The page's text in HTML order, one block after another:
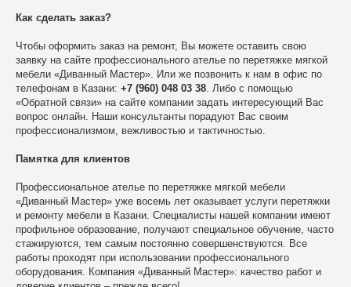
Как сделать заказ?
Чтобы оформить заказ на ремонт, Вы можете оставить свою
заявку на сайте профессионального ателье по перетяжке мягкой
мебели «Диванный Мастер». Или же позвонить к нам в офис по
телефонам в Казани: +7 (960) 048 03 38. Либо с помощью
«Обратной связи» на сайте компании задать интересующий Вас
вопрос онлайн. Наши консультанты порадуют Вас своим
профессионализмом, вежливостью и тактичностью.
Памятка для клиентов
Профессиональное ателье по перетяжке мягкой мебели
«Диванный Мастер» уже восемь лет оказывает услуги перетяжки
и ремонту мебели в Казани. Специалисты нашей компании имеют
профильное образование, получают специальное обучение, часто
стажируются, тем самым постоянно совершенствуются. Все
работы проходят при использовании профессионального
оборудования. Компания «Диванный Мастер»: качество работ и